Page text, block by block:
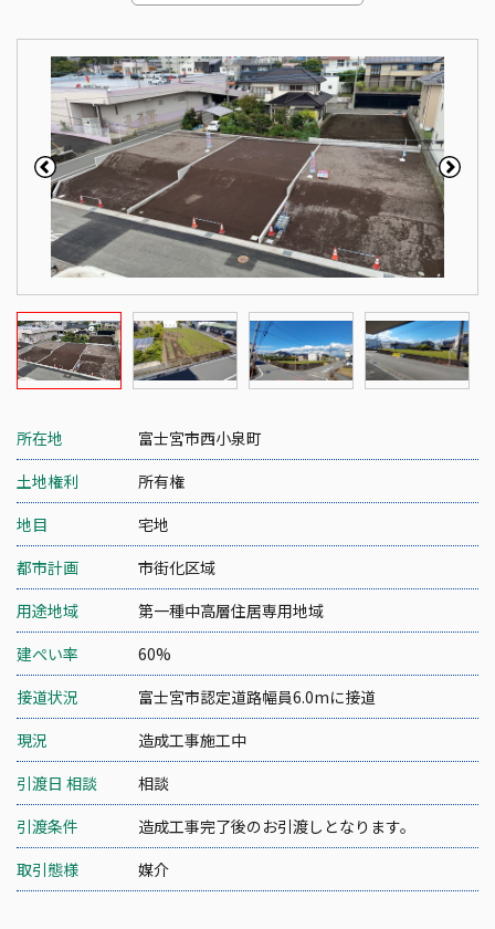
所在地
富士宮市西小泉町
土地権利
所有権
地目
宅地
都市計画
市街化区域
用途地域
第一種中高層住居専用地域
建ぺい率
60%
接道状況
富士宮市認定道路幅員6.0mに接道
現況
造成工事施工中
引渡日 相談
相談
引渡条件
造成工事完了後のお引渡しとなります。
取引態様
媒介